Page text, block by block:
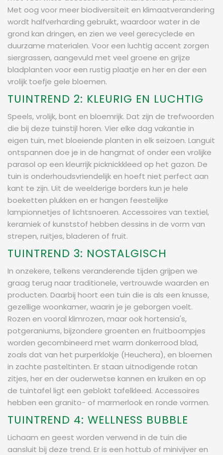
Met oog voor meer biodiversiteit en klimaatverandering
wordt halfverharding gebruikt, waardoor water in de
grond kan dringen, en zien we veel gerecyclede en
duurzame materialen. Voor een luchtig accent zorgen
siergrassen, aangevuld met veel groene en grijze
bladplanten voor een rustig plaatje en her en der een
vrolijk toefje gele bloemen.
TUINTREND 2: KLEURIG EN LUCHTIG
Speels, vrolijk, bont en bloemrijk. Dat zijn de trefwoorden
die bij deze tuinstijl horen. Vier elke dag vakantie in
eigen tuin, met bloeiende planten in elk seizoen. Languit
ontspannen doe je in de hangmat of onder een vrolijke
parasol op een kleurrijk picknickkleed op het gazon. De
tuin is onderhoudsvriendelijk en hoeft niet perfect aan
kant te zijn. Uit de weelderige borders kun je hele
boeketten plukken en er hangen feestelijke
lampionnetjes of lichtsnoeren. Accessoires van textiel,
keramiek of kunststof hebben dessins in de vorm van
strepen, ruitjes, bladeren of fruit.
TUINTREND 3: NOSTALGISCH
In onzekere, telkens veranderende tijden grijpen we
graag terug naar traditionele, vertrouwde waarden en
producten. Daarbij hoort een tuin die is als een knusse,
gezellige woonkamer, waarin je je geborgen voelt.
Rozen en vooral klimrozen, maar ook hortensia's,
potgeraniums, bijzondere groenten en fruitboompjes
worden gecombineerd met warm donkerrood blad,
zoals dat van het purperklokje (Heuchera), en bloemen
in zachte pasteltinten. Er staan uitnodigende rotan
zitjes, her en der ouderwetse kannen en kruiken en op
de tuintafel ligt een geblokt tafelkleed. Accessoires
hebben een granito- of marmerlook en ronde vormen.
TUINTREND 4: WELLNESS BUBBLE
Lichaam en geest worden verwend in de tuin die
aansluit bij deze trend. Er is een hottub of minivijver en